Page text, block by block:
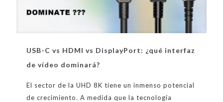
USB-C vs HDMI vs DisplayPort: ¿qué interfaz
de vídeo dominará?
El sector de la UHD 8K tiene un inmenso potencial
de crecimiento. A medida que la tecnología